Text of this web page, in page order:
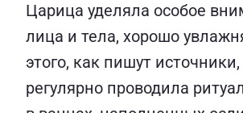
Царица уделяла особое
лица и тела, хорошо
этого, как пишут
регулярно проводила